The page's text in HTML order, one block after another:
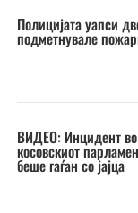
Полицијата уапси
подметнувале
ВИДЕО: Инцидент во
косовскиот
беше гаѓан со јајца